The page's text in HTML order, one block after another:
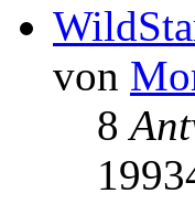
von
8